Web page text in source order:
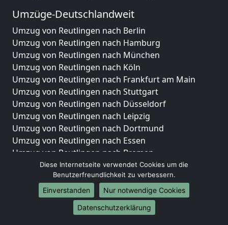
Umzüge-Deutschlandweit
Umzug von Reutlingen nach Berlin
Umzug von Reutlingen nach Hamburg
Umzug von Reutlingen nach München
Umzug von Reutlingen nach Köln
Umzug von Reutlingen nach Frankfurt am Main
Umzug von Reutlingen nach Stuttgart
Umzug von Reutlingen nach Düsseldorf
Umzug von Reutlingen nach Leipzig
Umzug von Reutlingen nach Dortmund
Umzug von Reutlingen nach Essen
Umzug von Reutlingen nach Bremen
Umzug von Reutlingen nach Dresden
Umzug von Reutlingen nach Hannover
Umzug von Reutlingen nach Nürnberg
Umzug von Reutlingen nach Duisburg
Umzug von Reutlingen nach Bochum
Diese Internetseite verwendet Cookies um die
Benutzerfreundlichkeit zu verbessern.
Einverstanden
Nur notwendige Cookies
Datenschutzerklärung